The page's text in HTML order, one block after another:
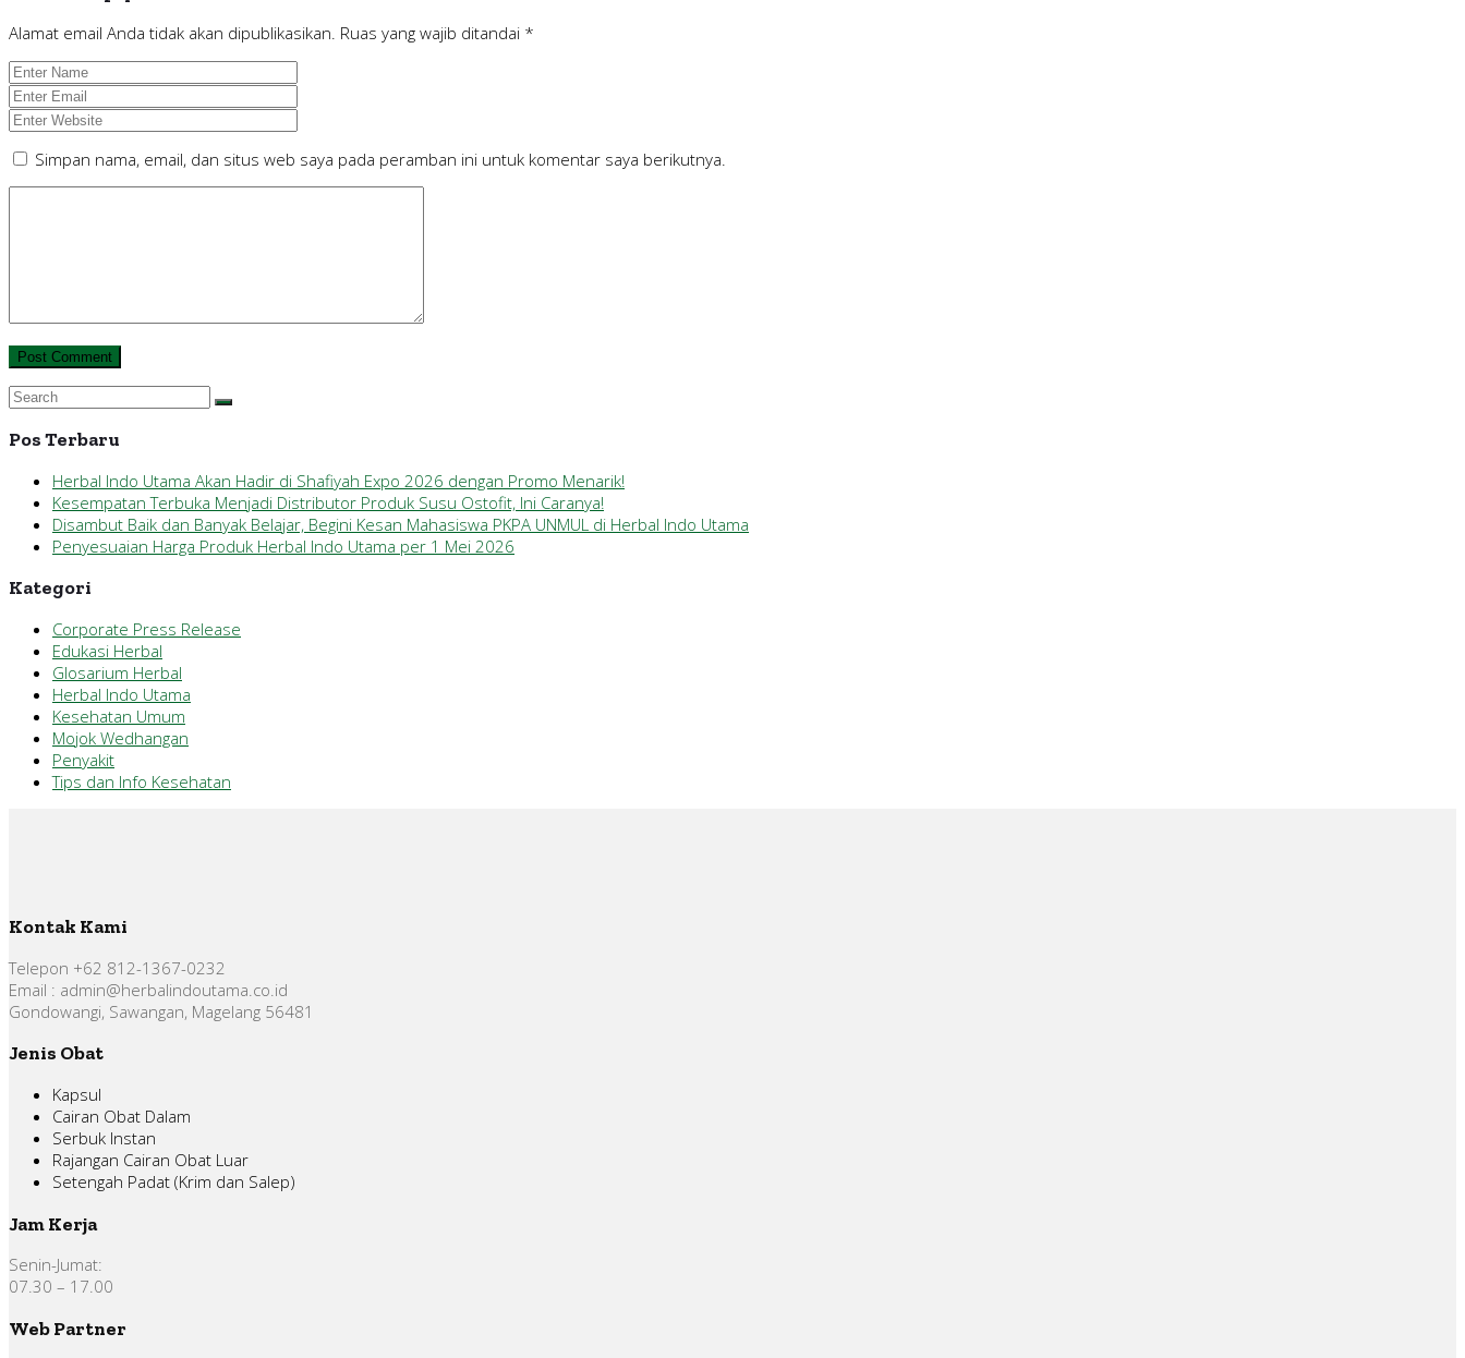
Alamat email Anda tidak akan dipublikasikan. Ruas yang wajib ditandai *
Simpan nama, email, dan situs web saya pada peramban ini untuk komentar saya berikutnya.
Pos Terbaru
Herbal Indo Utama Akan Hadir di Shafiyah Expo 2026 dengan Promo Menarik!
Kesempatan Terbuka Menjadi Distributor Produk Susu Ostofit, Ini Caranya!
Disambut Baik dan Banyak Belajar, Begini Kesan Mahasiswa PKPA UNMUL di Herbal Indo Utama
Penyesuaian Harga Produk Herbal Indo Utama per 1 Mei 2026
Kategori
Corporate Press Release
Edukasi Herbal
Glosarium Herbal
Herbal Indo Utama
Kesehatan Umum
Mojok Wedhangan
Penyakit
Tips dan Info Kesehatan
Kontak Kami
Telepon +62 812-1367-0232
Email : admin@herbalindoutama.co.id
Gondowangi, Sawangan, Magelang 56481
Jenis Obat
Kapsul
Cairan Obat Dalam
Serbuk Instan
Rajangan Cairan Obat Luar
Setengah Padat (Krim dan Salep)
Jam Kerja
Senin-Jumat:
07.30 – 17.00
Web Partner